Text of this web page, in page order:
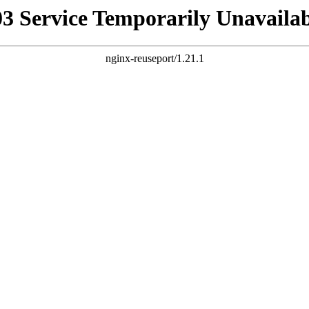
Service Temporarily
nginx-reuseport/1.21.1